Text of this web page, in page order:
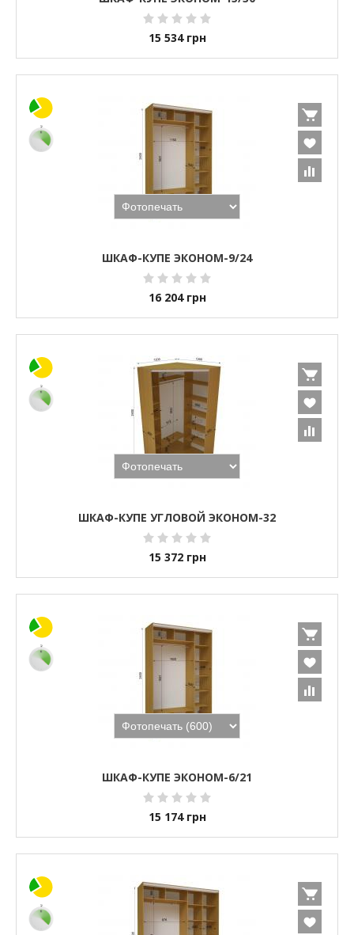
15 534 грн
ШКАФ-КУПЕ ЭКОНОМ-9/24
16 204 грн
ШКАФ-КУПЕ УГЛОВОЙ ЭКОНОМ-32
15 372 грн
ШКАФ-КУПЕ ЭКОНОМ-6/21
15 174 грн